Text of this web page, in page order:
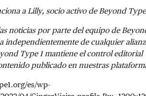
a Lilly, socio activo de Beyond
noticias por parte del equipo de
independientemente de cualquier
Type 1 mantiene el control editorial
publicado en nuestras
es/wp-